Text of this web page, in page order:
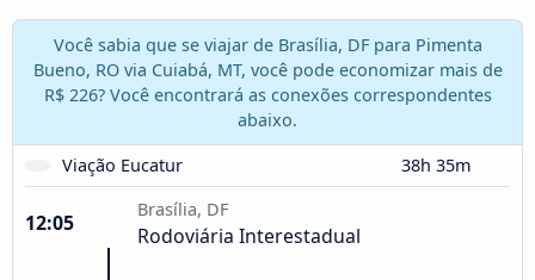
Você sabia que se viajar de Brasília, DF para Pimenta
Bueno, RO via Cuiabá, MT, você pode economizar mais de
R$ 226? Você encontrará as conexões correspondentes
abaixo.
Viação Eucatur
38h 35m
12:05
Brasília, DF
Rodoviária Interestadual